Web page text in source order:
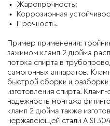
Жаропрочность;
Коррозионная
Прочность.
Пример применения:
зажимом кламп 2 дюйма
потока спирта в
самогонных аппаратов.
быстрой сборки и
изготовления спирта.
надежность монтажа
кламп 2 дюйма также
нержавеющей стали AISI